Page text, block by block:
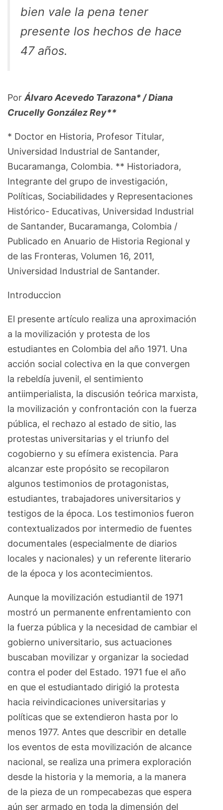
bien vale la pena tener
presente los hechos de hace
47 años.
Por Álvaro Acevedo Tarazona* / Diana
Crucelly González Rey**
* Doctor en Historia, Profesor Titular,
Universidad Industrial de Santander,
Bucaramanga, Colombia. ** Historiadora,
Integrante del grupo de investigación,
Políticas, Sociabilidades y Representaciones
Histórico- Educativas, Universidad Industrial
de Santander, Bucaramanga, Colombia /
Publicado en Anuario de Historia Regional y
de las Fronteras, Volumen 16, 2011,
Universidad Industrial de Santander.
Introduccion
El presente artículo realiza una aproximación
a la movilización y protesta de los
estudiantes en Colombia del año 1971. Una
acción social colectiva en la que convergen
la rebeldía juvenil, el sentimiento
antiimperialista, la discusión teórica marxista,
la movilización y confrontación con la fuerza
pública, el rechazo al estado de sitio, las
protestas universitarias y el triunfo del
cogobierno y su efímera existencia. Para
alcanzar este propósito se recopilaron
algunos testimonios de protagonistas,
estudiantes, trabajadores universitarios y
testigos de la época. Los testimonios fueron
contextualizados por intermedio de fuentes
documentales (especialmente de diarios
locales y nacionales) y un referente literario
de la época y los acontecimientos.
Aunque la movilización estudiantil de 1971
mostró un permanente enfrentamiento con
la fuerza pública y la necesidad de cambiar el
gobierno universitario, sus actuaciones
buscaban movilizar y organizar la sociedad
contra el poder del Estado. 1971 fue el año
en que el estudiantado dirigió la protesta
hacia reivindicaciones universitarias y
políticas que se extendieron hasta por lo
menos 1977. Antes que describir en detalle
los eventos de esta movilización de alcance
nacional, se realiza una primera exploración
desde la historia y la memoria, a la manera
de la pieza de un rompecabezas que espera
aún ser armado en toda la dimensión del